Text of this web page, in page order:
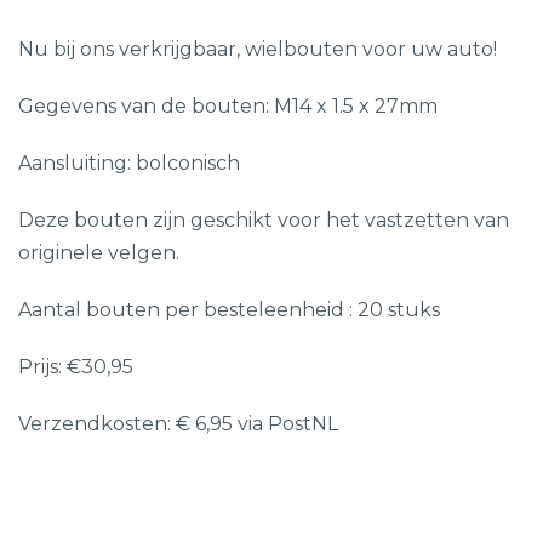
Nu bij ons verkrijgbaar, wielbouten voor uw auto!
Gegevens van de bouten: M14 x 1.5 x 27mm
Aansluiting: bolconisch
Deze bouten zijn geschikt voor het vastzetten van
originele velgen.
Aantal bouten per besteleenheid : 20 stuks
Prijs: €30,95
Verzendkosten: € 6,95 via PostNL